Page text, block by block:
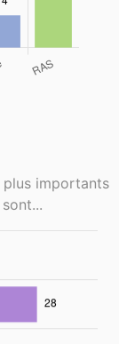
plus importants